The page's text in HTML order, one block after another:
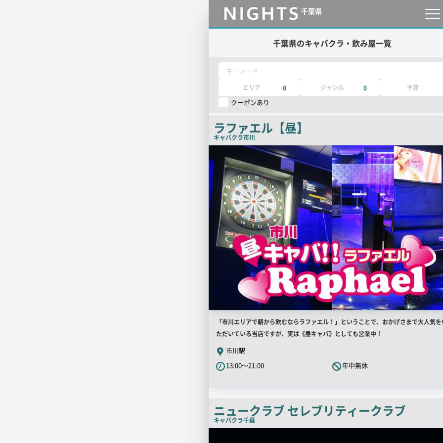
千葉県
千葉県のキャバクラ・飲み屋一覧
キーワード
エリア 0 ジャンル 0 予算
クーポンあり
ラファエル【昼】
キャバクラ市川
店
舗
PR
像
店
舗
PR
キ
ャ
ピ
ー
「市川エリアで朝から飲むならラファエル！」ということで、おかげさまで大人気を
ただいている当店ですが、実は《昼キャバ》としても営業中！
市川駅
13:00～21:00
年中無休
ニュークラブ セレブリティークラブ
キャバクラ千葉